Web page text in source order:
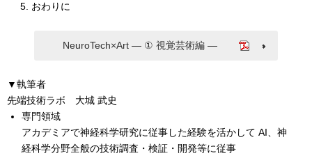
おわりに
NeuroTech×Art ― ① 視覚芸術編 ―
▼執筆者
先端技術ラボ 大城 武史
専門領域
アカデミアで神経科学研究に従事した経験を活かして AI、神
経科学分野全般の技術調査・検証・開発等に従事